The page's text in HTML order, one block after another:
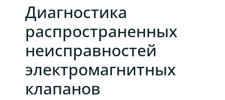
Диагностика
распространенных
неисправностей
электромагнитных
клапанов